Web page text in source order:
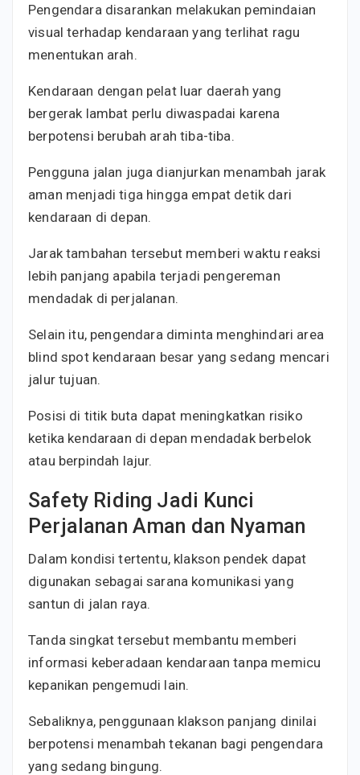
Pengendara disarankan melakukan pemindaian
visual terhadap kendaraan yang terlihat ragu
menentukan arah.
Kendaraan dengan pelat luar daerah yang
bergerak lambat perlu diwaspadai karena
berpotensi berubah arah tiba-tiba.
Pengguna jalan juga dianjurkan menambah jarak
aman menjadi tiga hingga empat detik dari
kendaraan di depan.
Jarak tambahan tersebut memberi waktu reaksi
lebih panjang apabila terjadi pengereman
mendadak di perjalanan.
Selain itu, pengendara diminta menghindari area
blind spot kendaraan besar yang sedang mencari
jalur tujuan.
Posisi di titik buta dapat meningkatkan risiko
ketika kendaraan di depan mendadak berbelok
atau berpindah lajur.
Safety Riding Jadi Kunci
Perjalanan Aman dan Nyaman
Dalam kondisi tertentu, klakson pendek dapat
digunakan sebagai sarana komunikasi yang
santun di jalan raya.
Tanda singkat tersebut membantu memberi
informasi keberadaan kendaraan tanpa memicu
kepanikan pengemudi lain.
Sebaliknya, penggunaan klakson panjang dinilai
berpotensi menambah tekanan bagi pengendara
yang sedang bingung.